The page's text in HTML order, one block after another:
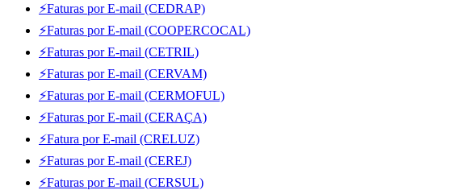
⚡Faturas por E-mail (CEDRAP)
⚡Faturas por E-mail (COOPERCOCAL)
⚡Faturas por E-mail (CETRIL)
⚡Faturas por E-mail (CERVAM)
⚡Faturas por E-mail (CERMOFUL)
⚡Faturas por E-mail (CERAÇA)
⚡Fatura por E-mail (CRELUZ)
⚡Faturas por E-mail (CEREJ)
⚡Faturas por E-mail (CERSUL)